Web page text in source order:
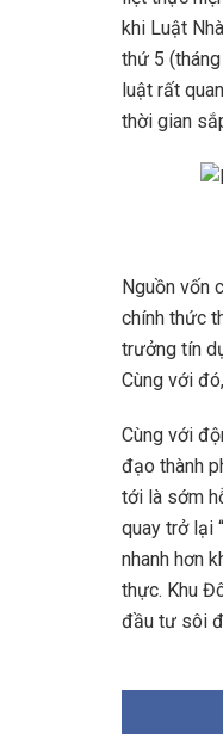
khi Luật
thứ 5
luật rất
thời gian
Nguồn vốn
chính thức
trưởng tín
Cùng với
Cùng với
đạo thành
tới là sớm
quay trở lại
nhanh hơn
thực. Khu
đầu tư sôi